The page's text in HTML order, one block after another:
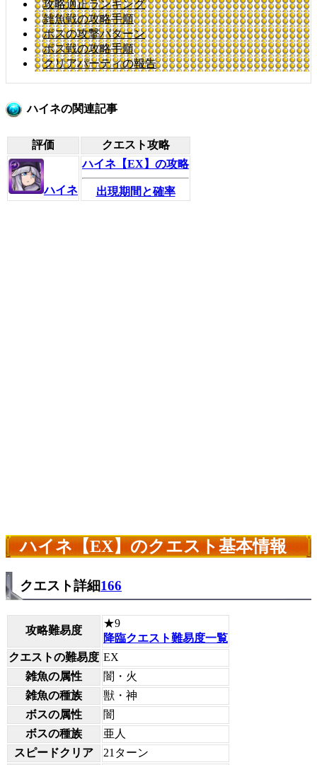
攻略適正ランキング
雑魚戦の攻略手順
ボスの攻撃パターン
ボス戦の攻略手順
クリアパーティの報告
ハイネの関連記事
評価 クエスト攻略
ハイネ
ハイネ【EX】の攻略
出現期間と確率
ハイネ【EX】のクエスト基本情報
クエスト詳細166
攻略難易度
★9
降臨クエスト難易度一覧
クエストの難易度 EX
雑魚の属性
闇・火
雑魚の種族
獣・神
ボスの属性
闇
ボスの種族
亜人
スピードクリア
21ターン